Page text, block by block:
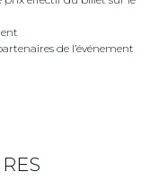
de l’événement